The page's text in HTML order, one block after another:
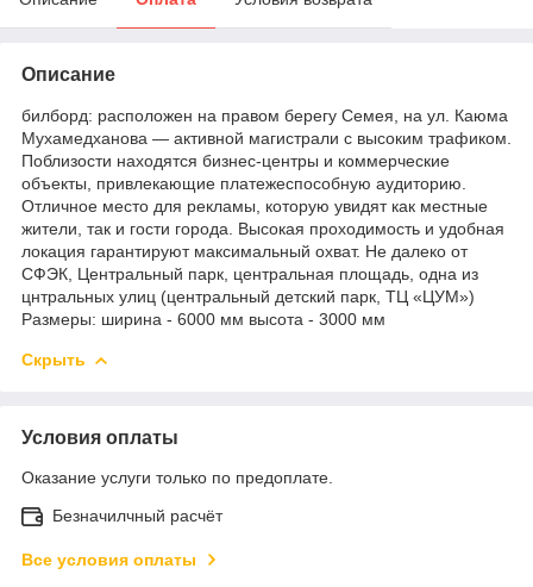
Описание
билборд: расположен на правом берегу Семея, на ул. Каюма
Мухамедханова — активной магистрали с высоким трафиком.
Поблизости находятся бизнес-центры и коммерческие
объекты, привлекающие платежеспособную аудиторию.
Отличное место для рекламы, которую увидят как местные
жители, так и гости города. Высокая проходимость и удобная
локация гарантируют максимальный охват. Не далеко от
СФЭК, Центральный парк, центральная площадь, одна из
цнтральных улиц (центральный детский парк, ТЦ «ЦУМ»)
Размеры: ширина - 6000 мм высота - 3000 мм
Скрыть
Условия оплаты
Оказание услуги только по предоплате.
Безначилчный расчёт
Все условия оплаты